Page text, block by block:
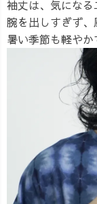
袖丈は、気になる
腕を出しすぎず、
暑い季節も軽やか